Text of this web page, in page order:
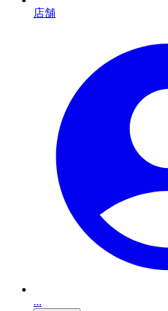
店舗
...